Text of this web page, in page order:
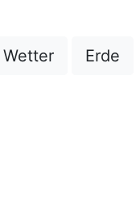
Wetter Erde